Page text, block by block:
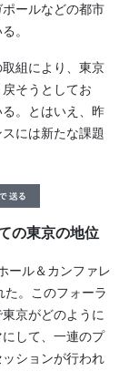
ールなどの都市
。
組により、東京
そうとしてお
。とはいえ、昨
には新たな課題
の東京の地位
ール＆カンファレ
。このフォーラ
京がどのように
して、一連のプ
ションが行われ